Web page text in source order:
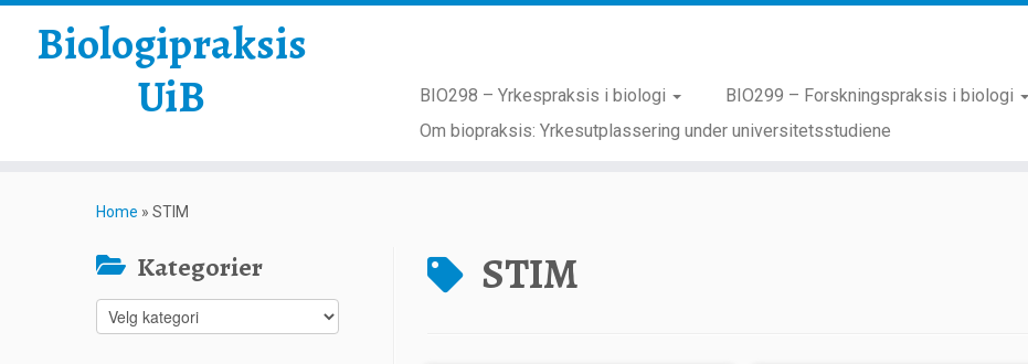
Biologipraksis
UiB
BIO298 – Yrkespraksis i biologi BIO299 – Forskningspraksis i biologi
Om biopraksis: Yrkesutplassering under universitetsstudiene
Home » STIM
Kategorier
Kategorier
STIM